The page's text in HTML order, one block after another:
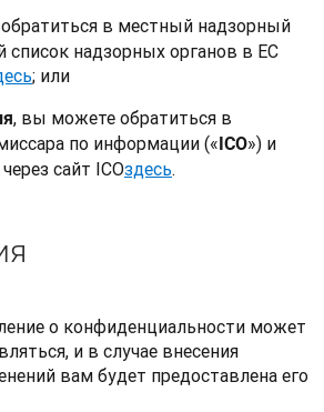
в местный надзорный
список надзорных органов в ЕС
; или
, вы можете обратиться в
по информации («ICO») и
сайт ICOздесь.
о конфиденциальности может
и в случае внесения
вам будет предоставлена его